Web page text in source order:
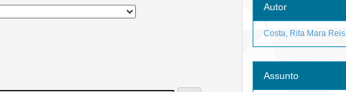
Autor
Costa, Rita Mara Reis
Assunto